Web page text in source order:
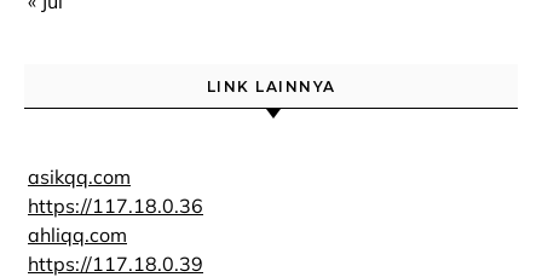
LINK LAINNYA
asikqq.com
https://117.18.0.36
ahliqq.com
https://117.18.0.39